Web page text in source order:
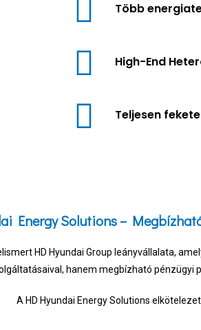
Több
High-End
Teljesen
Energy Solutions –
HD Hyundai Group leányvállalata,
hanem megbízható
A HD Hyundai Energy Solutions